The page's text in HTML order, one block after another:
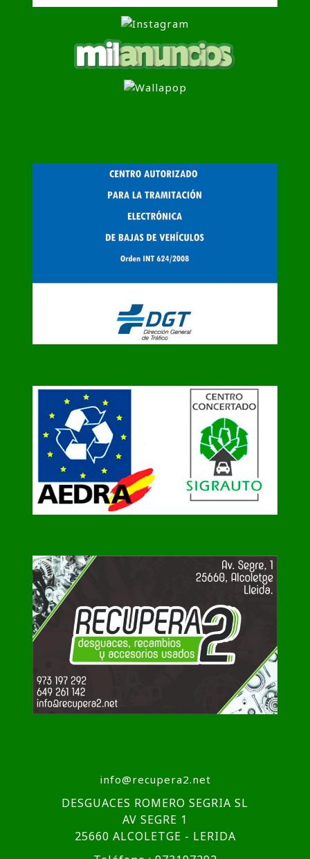
info@recupera2.net
DESGUACES ROMERO SEGRIA SL
AV SEGRE 1
25660 ALCOLETGE - LERIDA